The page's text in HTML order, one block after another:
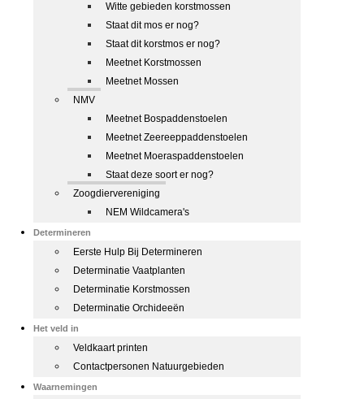
Witte gebieden korstmossen
Staat dit mos er nog?
Staat dit korstmos er nog?
Meetnet Korstmossen
Meetnet Mossen
NMV
Meetnet Bospaddenstoelen
Meetnet Zeereeppaddenstoelen
Meetnet Moeraspaddenstoelen
Staat deze soort er nog?
Zoogdiervereniging
NEM Wildcamera's
Determineren
Eerste Hulp Bij Determineren
Determinatie Vaatplanten
Determinatie Korstmossen
Determinatie Orchideeën
Het veld in
Veldkaart printen
Contactpersonen Natuurgebieden
Waarnemingen